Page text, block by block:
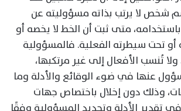
شخص لا يرتب بذاته مسؤوليته عن
متى ثبت أن الخط لا يخصه أو
تحت سيطرته الفعلية. فالمسؤولية
تُنسب الأفعال إلى غير مرتكبها،
عنها في ضوء الوقائع والأدلة وما
وذلك دون إخلال باختصاص جهات